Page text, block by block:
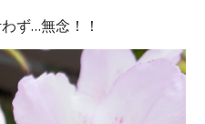
ず…無念！！